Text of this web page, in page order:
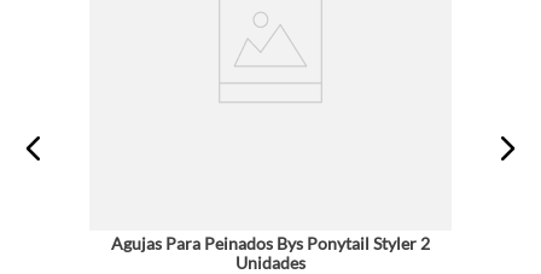
Agujas Para Peinados Bys Ponytail Styler 2
Unidades